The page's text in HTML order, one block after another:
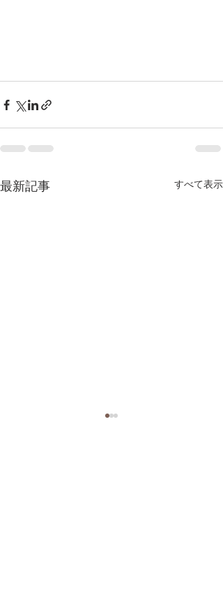
最新記事 すべて表示